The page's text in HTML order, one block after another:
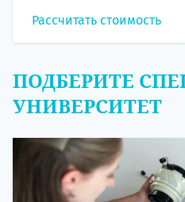
Рассчитать стоимость
ПОДБЕРИТЕ
УНИВЕРСИТЕТ